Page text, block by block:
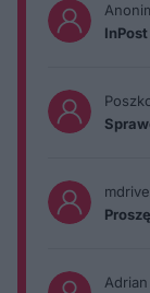
Adrian